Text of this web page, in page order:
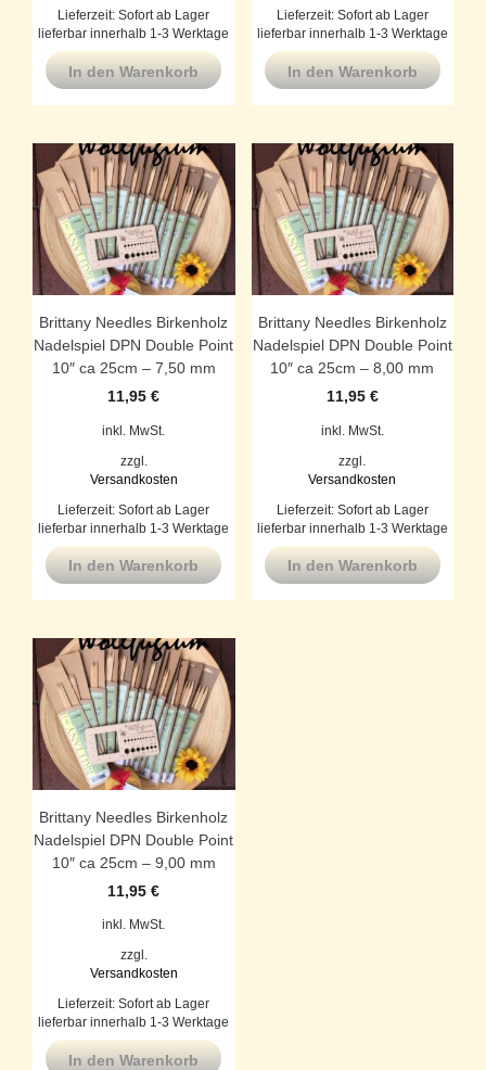
Lieferzeit:Sofort ab Lager
lieferbar innerhalb 1-3 Werktage
In den Warenkorb
Lieferzeit: Sofort ab Lager
lieferbar innerhalb 1-3 Werktage
In den Warenkorb
Brittany Needles Birkenholz
Nadelspiel DPN Double Point
10″ ca 25cm – 7,50 mm
11,95€
inkl. MwSt.
zzgl.
Versandkosten
Lieferzeit:Sofort ab Lager
lieferbar innerhalb 1-3 Werktage
In den Warenkorb
Brittany Needles Birkenholz
Nadelspiel DPN Double Point
10″ ca 25cm – 8,00 mm
11,95 €
inkl. MwSt.
zzgl.
Versandkosten
Lieferzeit: Sofort ab Lager
lieferbar innerhalb 1-3 Werktage
In den Warenkorb
Brittany Needles Birkenholz
Nadelspiel DPN Double Point
10″ ca 25cm – 9,00 mm
11,95€
inkl. MwSt.
zzgl.
Versandkosten
Lieferzeit:Sofort ab Lager
lieferbar innerhalb 1-3 Werktage
In den Warenkorb